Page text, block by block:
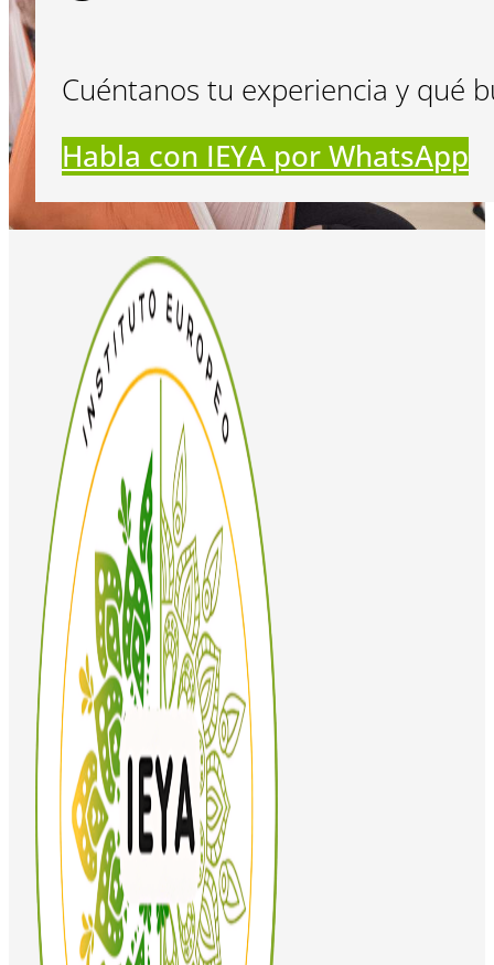
Cuéntanos tu experiencia y qué
Habla con IEYA por WhatsApp